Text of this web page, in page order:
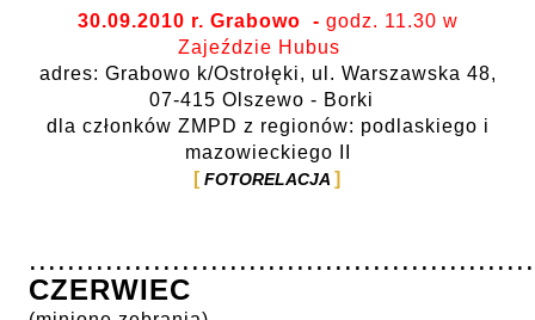
30.09.2010 r. Grabowo - godz. 11.30 w
Zajeździe Hubus
adres: Grabowo k/Ostrołęki, ul. Warszawska 48,
07-415 Olszewo - Borki
dla członków ZMPD z regionów: podlaskiego i
mazowieckiego II
FOTORELACJA
CZERWIEC